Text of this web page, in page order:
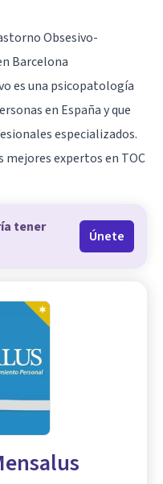
Obsesivo-
Barcelona
es una psicopatología
en España y que
especializados.
expertos en TOC
tener
Únete